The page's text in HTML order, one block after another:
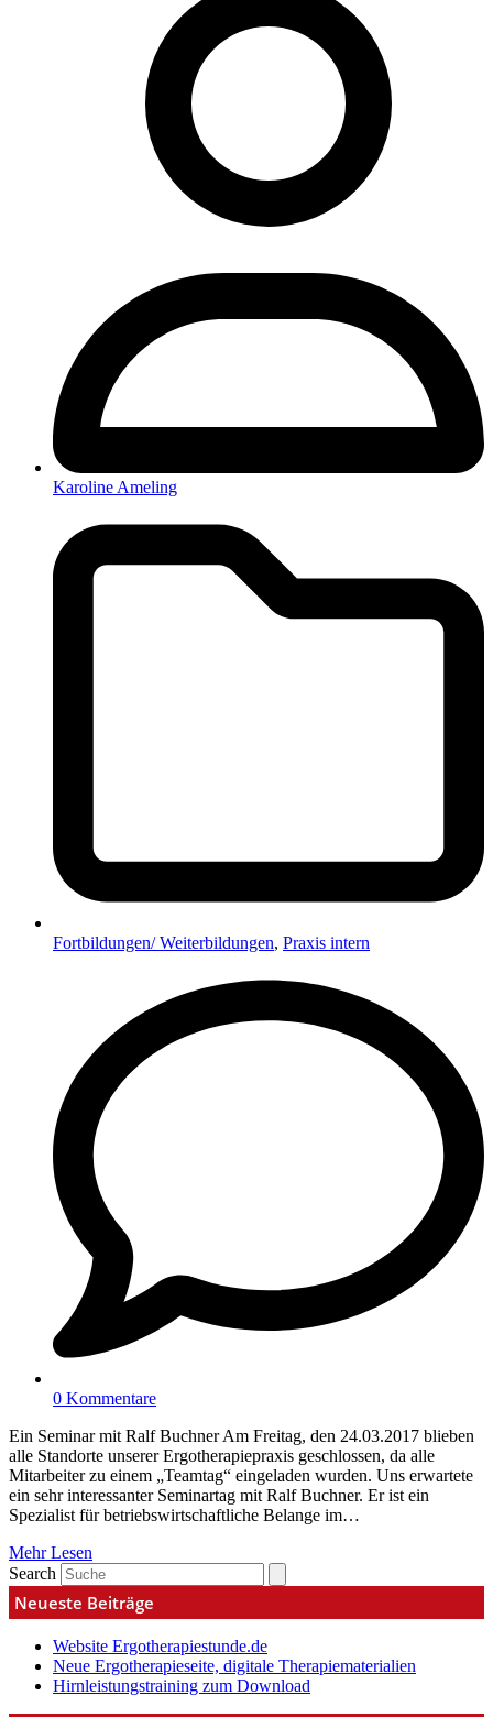
Karoline Ameling
Fortbildungen/ Weiterbildungen, Praxis intern
0 Kommentare
Ein Seminar mit Ralf Buchner Am Freitag, den 24.03.2017 blieben
alle Standorte unserer Ergotherapiepraxis geschlossen, da alle
Mitarbeiter zu einem „Teamtag“ eingeladen wurden. Uns erwartete
ein sehr interessanter Seminartag mit Ralf Buchner. Er ist ein
Spezialist für betriebswirtschaftliche Belange im…
Mehr Lesen
Search
Neueste Beiträge
Website Ergotherapiestunde.de
Neue Ergotherapieseite, digitale Therapiematerialien
Hirnleistungstraining zum Download